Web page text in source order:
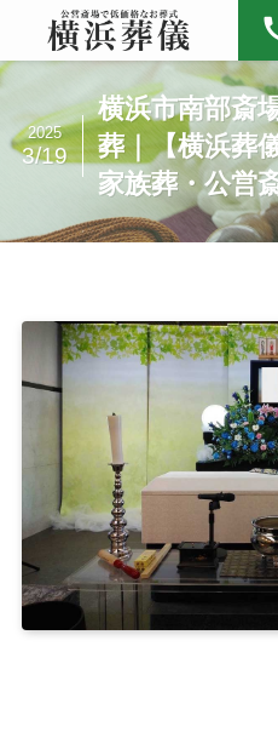
横浜市南部斎
葬｜【横浜葬
家族葬・公営
2025
3/19